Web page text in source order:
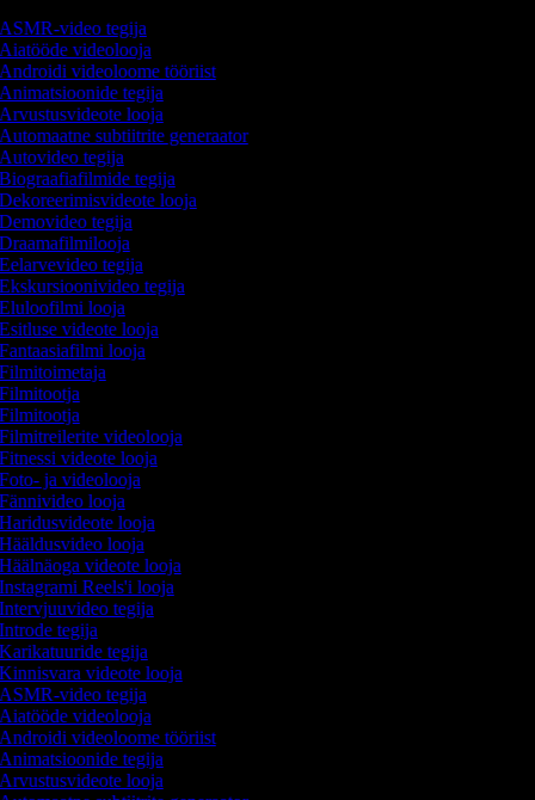
video tegija
videolooja
videoloome tööriist
tegija
looja
subtiitrite generaator
tegija
tegija
looja
tegija
tegija
tegija
looja
videote looja
looja
videolooja
videote looja
ja videolooja
looja
looja
looja
videote looja
Reels'i looja
tegija
tegija
tegija
videote looja
video tegija
videolooja
videoloome tööriist
tegija
looja